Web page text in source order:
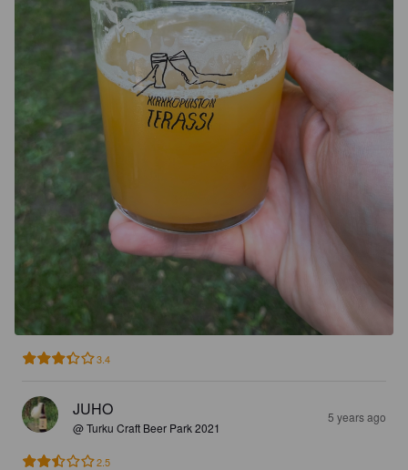
3.4
JUHO
@ Turku Craft Beer Park 2021
5 years ago
2.5